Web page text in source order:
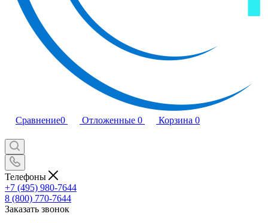
Сравнение0 Отложенные 0 Корзина 0
Телефоны
+7 (495) 980-7644
8 (800) 770-7644
Заказать звонок